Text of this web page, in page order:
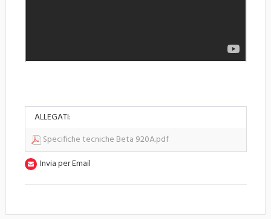
ALLEGATI:
Specifiche tecniche Beta 920A.pdf
Invia per Email